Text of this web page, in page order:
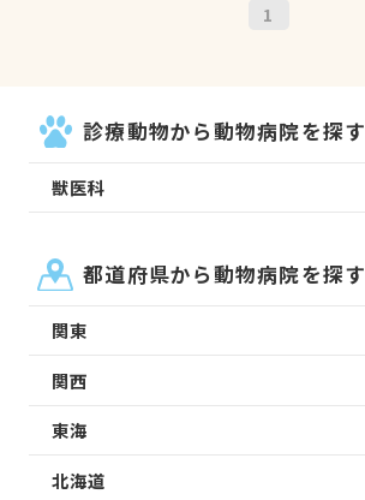
1
診療動物から動物病院を探す
獣医科
都道府県から動物病院を探す
関東
関西
東海
北海道